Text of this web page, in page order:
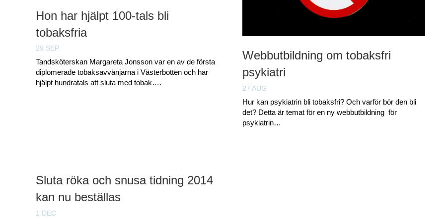
Hon har hjälpt 100-tals bli
tobaksfria
29 SEP
Tandsköterskan Margareta Jonsson var en av de första
diplomerade tobaksavvänjarna i Västerbotten och har
hjälpt hundratals att sluta med tobak….
Webbutbildning om tobaksfri
psykiatri
27 AUG
Hur kan psykiatrin bli tobaksfri? Och varför bör den bli
det? Detta är temat för en ny webbutbildning för
psykiatrin…
Sluta röka och snusa tidning 2014
kan nu beställas
1 DEC